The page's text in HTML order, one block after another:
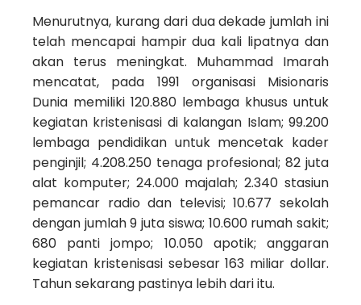
Menurutnya, kurang dari dua dekade jumlah ini
telah mencapai hampir dua kali lipatnya dan
akan terus meningkat. Muhammad Imarah
mencatat, pada 1991 organisasi Misionaris
Dunia memiliki 120.880 lembaga khusus untuk
kegiatan kristenisasi di kalangan Islam; 99.200
lembaga pendidikan untuk mencetak kader
penginjil; 4.208.250 tenaga profesional; 82 juta
alat komputer; 24.000 majalah; 2.340 stasiun
pemancar radio dan televisi; 10.677 sekolah
dengan jumlah 9 juta siswa; 10.600 rumah sakit;
680 panti jompo; 10.050 apotik; anggaran
kegiatan kristenisasi sebesar 163 miliar dollar.
Tahun sekarang pastinya lebih dari itu.